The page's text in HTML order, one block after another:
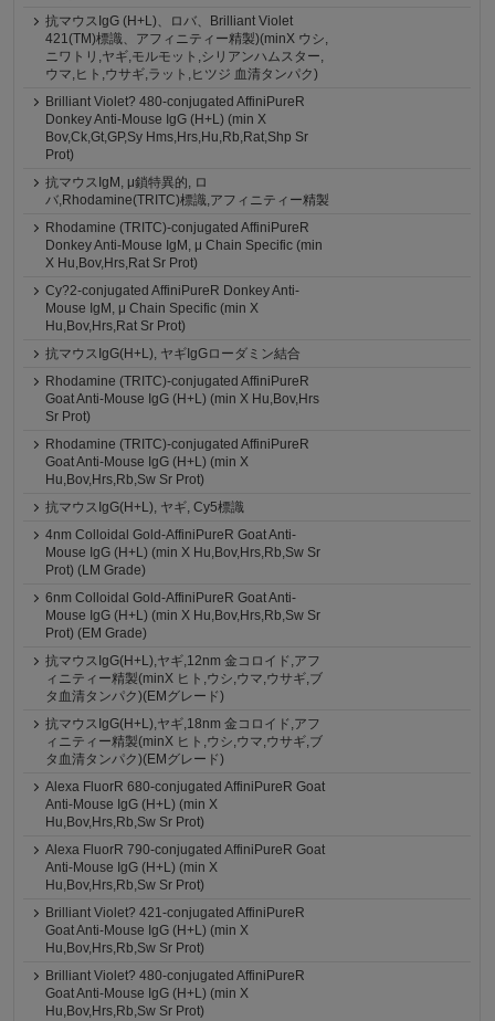
抗マウスIgG (H+L)、ロバ、Brilliant Violet
421(TM)標識、アフィニティー精製)(minX ウシ,
ニワトリ,ヤギ,モルモット,シリアンハムスター,
ウマ,ヒト,ウサギ,ラット,ヒツジ 血清タンパク)
Brilliant Violet? 480-conjugated AffiniPureR
Donkey Anti-Mouse IgG (H+L) (min X
Bov,Ck,Gt,GP,Sy Hms,Hrs,Hu,Rb,Rat,Shp Sr
Prot)
抗マウスIgM, μ鎖特異的, ロ
バ,Rhodamine(TRITC)標識,アフィニティー精製
Rhodamine (TRITC)-conjugated AffiniPureR
Donkey Anti-Mouse IgM, μ Chain Specific (min
X Hu,Bov,Hrs,Rat Sr Prot)
Cy?2-conjugated AffiniPureR Donkey Anti-
Mouse IgM, μ Chain Specific (min X
Hu,Bov,Hrs,Rat Sr Prot)
抗マウスIgG(H+L), ヤギIgGローダミン結合
Rhodamine (TRITC)-conjugated AffiniPureR
Goat Anti-Mouse IgG (H+L) (min X Hu,Bov,Hrs
Sr Prot)
Rhodamine (TRITC)-conjugated AffiniPureR
Goat Anti-Mouse IgG (H+L) (min X
Hu,Bov,Hrs,Rb,Sw Sr Prot)
抗マウスIgG(H+L), ヤギ, Cy5標識
4nm Colloidal Gold-AffiniPureR Goat Anti-
Mouse IgG (H+L) (min X Hu,Bov,Hrs,Rb,Sw Sr
Prot) (LM Grade)
6nm Colloidal Gold-AffiniPureR Goat Anti-
Mouse IgG (H+L) (min X Hu,Bov,Hrs,Rb,Sw Sr
Prot) (EM Grade)
抗マウスIgG(H+L),ヤギ,12nm 金コロイド,アフ
ィニティー精製(minX ヒト,ウシ,ウマ,ウサギ,ブ
タ血清タンパク)(EMグレード)
抗マウスIgG(H+L),ヤギ,18nm 金コロイド,アフ
ィニティー精製(minX ヒト,ウシ,ウマ,ウサギ,ブ
タ血清タンパク)(EMグレード)
Alexa FluorR 680-conjugated AffiniPureR Goat
Anti-Mouse IgG (H+L) (min X
Hu,Bov,Hrs,Rb,Sw Sr Prot)
Alexa FluorR 790-conjugated AffiniPureR Goat
Anti-Mouse IgG (H+L) (min X
Hu,Bov,Hrs,Rb,Sw Sr Prot)
Brilliant Violet? 421-conjugated AffiniPureR
Goat Anti-Mouse IgG (H+L) (min X
Hu,Bov,Hrs,Rb,Sw Sr Prot)
Brilliant Violet? 480-conjugated AffiniPureR
Goat Anti-Mouse IgG (H+L) (min X
Hu,Bov,Hrs,Rb,Sw Sr Prot)